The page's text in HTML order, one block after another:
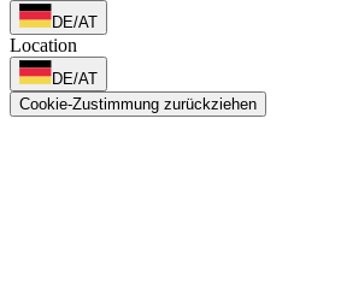
DE/AT
Location
DE/AT
Cookie-Zustimmung zurückziehen